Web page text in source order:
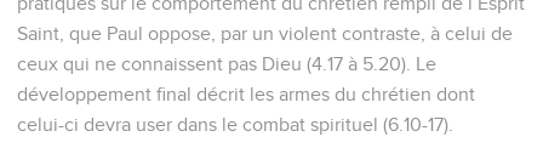
Saint, que Paul oppose, par un violent contraste, à celui de
ceux qui ne connaissent pas Dieu (4.17 à 5.20). Le
développement final décrit les armes du chrétien dont
celui-ci devra user dans le combat spirituel (6.10-17).